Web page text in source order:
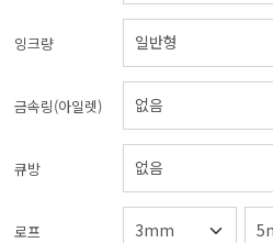
잉크량
금속링(아일렛)
큐방
로프